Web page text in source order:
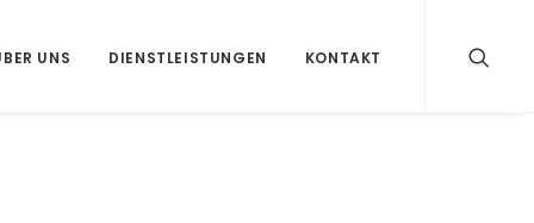
UNS DIENSTLEISTUNGEN KONTAKT